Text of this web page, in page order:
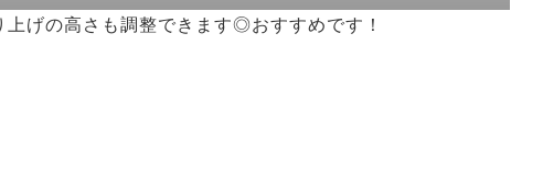
げの高さも調整できます◎おすすめです！